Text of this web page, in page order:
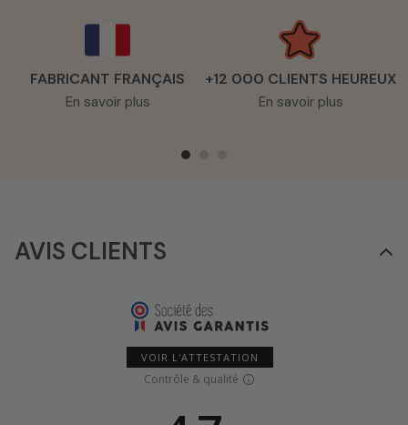
FABRICANT FRANÇAIS
En savoir plus
+12 000 CLIENTS HEUREUX
En savoir plus
AVIS CLIENTS
VOIR L'ATTESTATION
Contrôle & qualité